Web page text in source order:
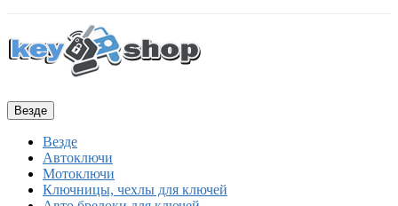
Везде
Везде
Автоключи
Мотоключи
Ключницы, чехлы для ключей